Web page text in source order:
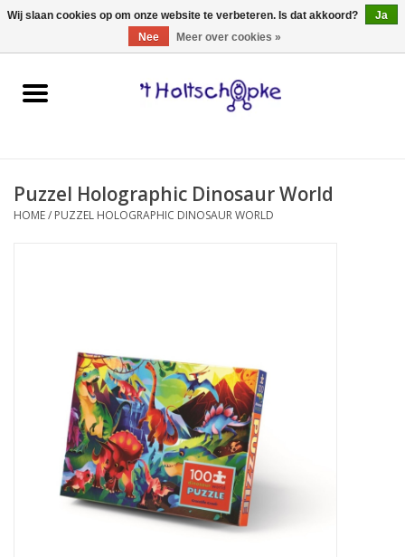
0 Artikelen - €0,00
Home
spellen
kinderkamer
eten & drinken
Puzzel Holographic Dinosaur World
HOME/ PUZZEL HOLOGRAPHIC DINOSAUR WORLD
Wij slaan cookies op om onze website te verbeteren. Is dat akkoord?
Ja
Nee
Meer over cookies »